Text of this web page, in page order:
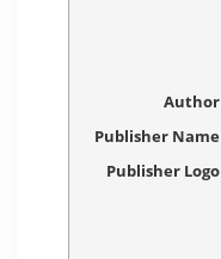
Author
Publisher Name
Publisher Logo